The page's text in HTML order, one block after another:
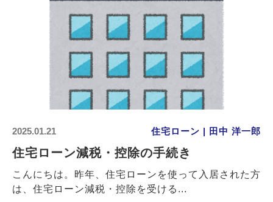
2025.01.21 住宅ローン | 田中 洋一郎
住宅ローン減税・控除の手続き
こんにちは。昨年、住宅ローンを使って入居された方
は、住宅ローン減税・控除を受ける...